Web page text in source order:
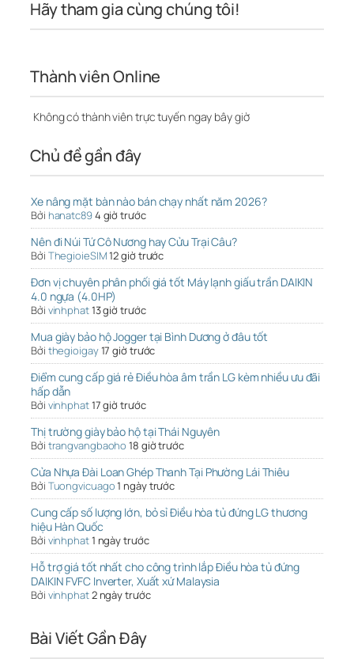
Hãy tham gia cùng chúng tôi!
Thành viên Online
Không có thành viên trực tuyến ngay bây giờ
Chủ đề gần đây
Xe nâng mặt bàn nào bán chạy nhất năm 2026?
Bởi hanatc894 giờ trước
Nên đi Núi Tứ Cô Nương hay Cửu Trại Câu?
Bởi ThegioieSIM12 giờ trước
Đơn vị chuyên phân phối giá tốt Máy lạnh giấu trần DAIKIN
4.0 ngựa (4.0HP)
Bởi vinhphat13 giờ trước
Mua giày bảo hộ Jogger tại Bình Dương ở đâu tốt
Bởi thegioigay17 giờ trước
Điểm cung cấp giá rẻ Điều hòa âm trần LG kèm nhiều ưu đãi
hấp dẫn
Bởi vinhphat17 giờ trước
Thị trường giày bảo hộ tại Thái Nguyên
Bởi trangvangbaoho 18 giờ trước
Cửa Nhựa Đài Loan Ghép Thanh Tại Phường Lái Thiêu
Bởi Tuongvicuago1 ngày trước
Cung cấp số lượng lớn, bỏ sỉ Điều hòa tủ đứng LG thương
hiệu Hàn Quốc
Bởi vinhphat1 ngày trước
Hỗ trợ giá tốt nhất cho công trình lắp Điều hòa tủ đứng
DAIKIN FVFC Inverter, Xuất xứ Malaysia
Bởi vinhphat2 ngày trước
Bài Viết Gần Đây